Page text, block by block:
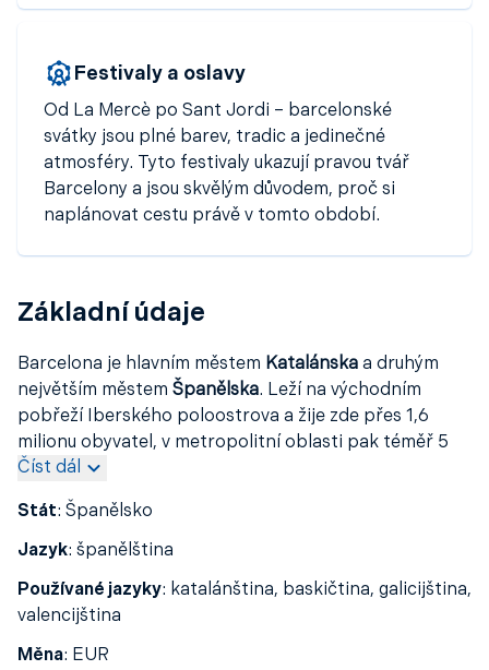
Festivaly a oslavy
Od La Mercè po Sant Jordi – barcelonské
svátky jsou plné barev, tradic a jedinečné
atmosféry. Tyto festivaly ukazují pravou tvář
Barcelony a jsou skvělým důvodem, proč si
naplánovat cestu právě v tomto období.
Základní údaje
Barcelona je hlavním městem Katalánska a druhým
největším městem Španělska. Leží na východním
pobřeží Iberského poloostrova a žije zde přes 1,6
milionu obyvatel, v metropolitní oblasti pak téměř 5
milionů.
Oficiálními jazyky jsou katalánština a španělština, ale v
anglicky.
Barcelona je známá bohatým kulturním dědictvím, od
římských památek
patří mezinejnavštěvovanější města Evrop
Číst dál
Stát: Španělsko
Jazyk: španělština
Používané jazyky: katalánština, baskičtina, galicijština,
valencijština
Měna: EUR